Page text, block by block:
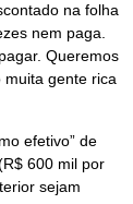
na folha
nem paga.
Queremos
gente rica
efetivo” de
600 mil por
sejam